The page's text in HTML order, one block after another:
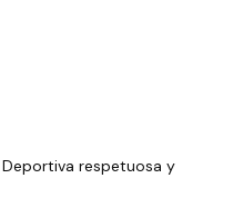
respetuosa y